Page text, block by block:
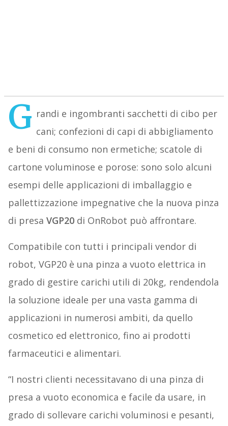
G randi e ingombranti sacchetti di cibo per
cani; confezioni di capi di abbigliamento
e beni di consumo non ermetiche; scatole di
cartone voluminose e porose: sono solo alcuni
esempi delle applicazioni di imballaggio e
pallettizzazione impegnative che la nuova pinza
di presa VGP20di OnRobot può affrontare.
Compatibile con tutti i principali vendor di
robot, VGP20 è una pinza a vuoto elettrica in
grado di gestire carichi utili di 20kg, rendendola
la soluzione ideale per una vasta gamma di
applicazioni in numerosi ambiti, da quello
cosmetico ed elettronico, fino ai prodotti
farmaceutici e alimentari.
“I nostri clienti necessitavano di una pinza di
presa a vuoto economica e facile da usare, in
grado di sollevare carichi voluminosi e pesanti,